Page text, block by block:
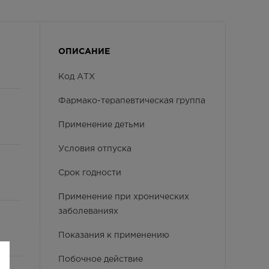
ОПИСАНИЕ
Код АТХ
Фармако-терапевтическая группа
Применение детьми
Условия отпуска
Срок годности
Применение при хронических
заболеваниях
Показания к применению
Побочное действие